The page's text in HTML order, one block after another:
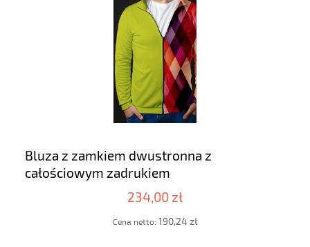
Bluza z zamkiem dwustronna z
całościowym zadrukiem
234,00 zł
Cena netto: 190,24 zł